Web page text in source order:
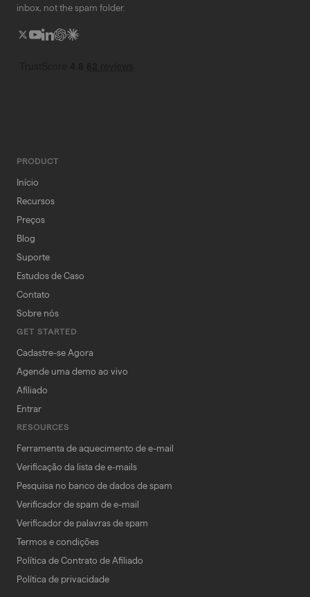
inbox, not the spam folder.
PRODUCT
Início
Recursos
Preços
Blog
Suporte
Estudos de Caso
Contato
Sobre nós
GET STARTED
Cadastre-se Agora
Agende uma demo ao vivo
Afiliado
Entrar
RESOURCES
Ferramenta de aquecimento de e-mail
Verificação da lista de e-mails
Pesquisa no banco de dados de spam
Verificador de spam de e-mail
Verificador de palavras de spam
Termos e condições
Política de Contrato de Afiliado
Política de privacidade